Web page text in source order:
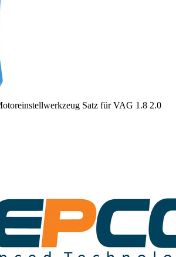
Satz für VAG 1.8 2.0